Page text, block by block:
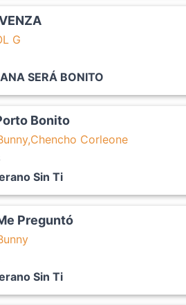
G
SERÁ BONITO
Bonito
Corleone
Sin Ti
Preguntó
Sin Ti